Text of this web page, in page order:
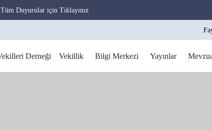
Tüm Duyurular için Tıklayınız
Vekillik Bilgi Merkezi Yayınlar